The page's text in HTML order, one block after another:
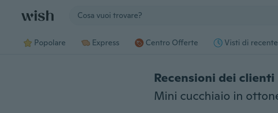
Popolare Express Centro Offerte Visti di recente
Recensioni dei clienti